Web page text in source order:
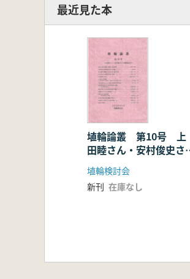
最近見た本
埴輪論叢 第10号 上
田睦さん・安村俊史さ
還暦記念号
埴輪検討会
新刊 在庫なし